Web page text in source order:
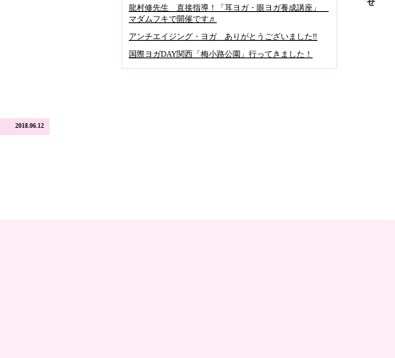
2018.06.12
龍村修先生 直接指導！「耳ヨガ・眼ヨガ養成講座」
マダムフキで開催です♬
アンチエイジング・ヨガ ありがとうございました‼️
国際ヨガDAY関西「梅小路公園」行ってきました！